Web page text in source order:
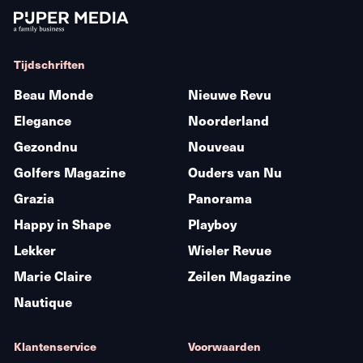
Tijdschriften
Beau Monde
Elegance
Gezondnu
Golfers Magazine
Grazia
Happy in Shape
Lekker
Marie Claire
Nautique
Nieuwe Revu
Noorderland
Nouveau
Ouders van Nu
Panorama
Playboy
Wieler Revue
Zeilen Magazine
Klantenservice Voorwaarden